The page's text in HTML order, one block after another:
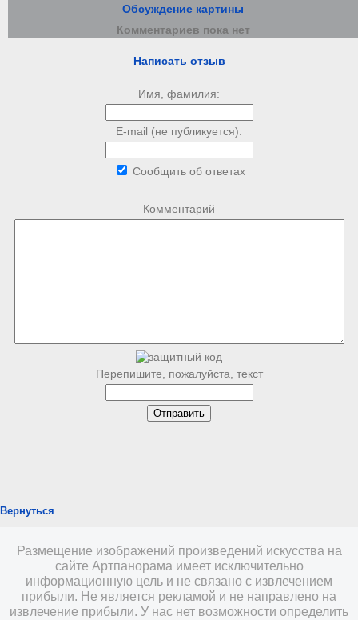
Обсуждение картины
Комментариев пока нет
Написать отзыв
Имя, фамилия:
E-mail (не публикуется):
Сообщить об ответах
Комментарий
Перепишите, пожалуйста, текст
Вернуться
Размещение изображений произведений искусства на
сайте Артпанорама имеет исключительно
информационную цель и не связано с извлечением
прибыли. Не является рекламой и не направлено на
извлечение прибыли. У нас нет возможности определить